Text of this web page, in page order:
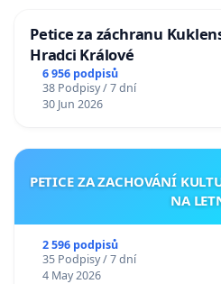
Petice za záchranu
Hradci Králové
6 956 podpisů
38 Podpisy / 7 dní
30 Jun 2026
PETICE ZA ZACHOVÁNÍ
NA
2 596 podpisů
35 Podpisy / 7 dní
4 May 2026